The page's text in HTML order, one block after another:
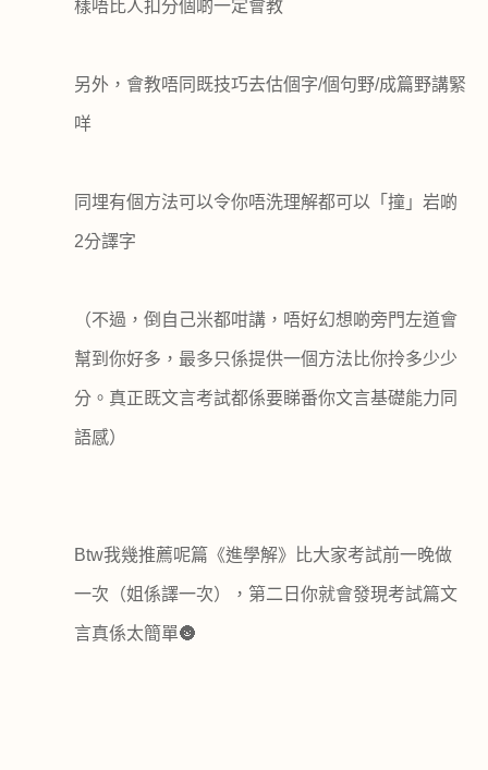
樣唔比人扣分個啲一定會教
另外，會教唔同既技巧去估個字/個句野/成篇野講緊
咩
同埋有個方法可以令你唔洗理解都可以「撞」岩啲
2分譯字
（不過，倒自己米都咁講，唔好幻想啲旁門左道會
幫到你好多，最多只係提供一個方法比你拎多少少
分。真正既文言考試都係要睇番你文言基礎能力同
語感）
Btw我幾推薦呢篇《進學解》比大家考試前一晚做
一次（姐係譯一次），第二日你就會發現考試篇文
言真係太簡單🌚